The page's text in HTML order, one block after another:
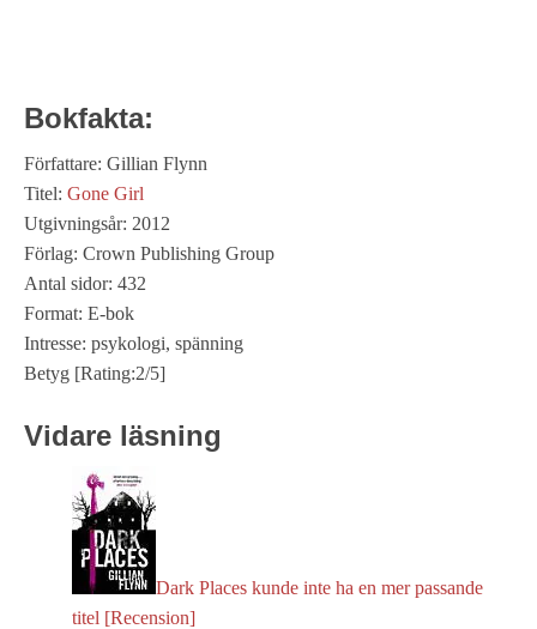
Bokfakta:
Författare: Gillian Flynn
Titel: Gone Girl
Utgivningsår: 2012
Förlag: Crown Publishing Group
Antal sidor: 432
Format: E-bok
Intresse: psykologi, spänning
Betyg [Rating:2/5]
Vidare läsning
Dark Places kunde inte ha en mer passande
titel [Recension]